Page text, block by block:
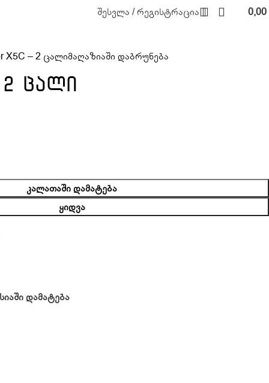
შესვლა / რეგისტრაცია 0,00
X5C – 2 ცალიმაღაზიაში დაბრუნება
2 ცალი
ᲙᲐᲚᲐᲗᲐᲨᲘ ᲓᲐᲛᲐᲢᲔᲑᲐ
ᲧᲘᲓᲕᲐ
დამატება